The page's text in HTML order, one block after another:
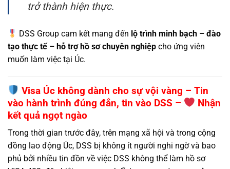
trở thành hiện thực.
DSS Group cam kết mang đến lộ trình minh bạch – đào
tạo thực tế – hỗ trợ hồ sơ chuyên nghiệp cho ứng viên
muốn làm việc tại Úc.
Visa Úc không dành cho sự vội vàng – Tin
vào hành trình đúng đắn, tin vào DSS –
Nhận
kết quả ngọt ngào
Trong thời gian trước đây, trên mạng xã hội và trong cộng
đồng lao động Úc, DSS bị không ít người nghi ngờ và bao
phủ bởi nhiều tin đồn về việc DSS không thể làm hồ sơ